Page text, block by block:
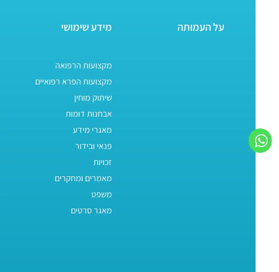
על העמותה מידע שימושי
מקצועות הרפואה
מקצועות הפרא רפואיים
שיתוק מוחין
אבחנות דומות
מאגרי מידע
פנאי ובידור
זכויות
מאמרים ומחקרים
משפט
מאגר סרטים